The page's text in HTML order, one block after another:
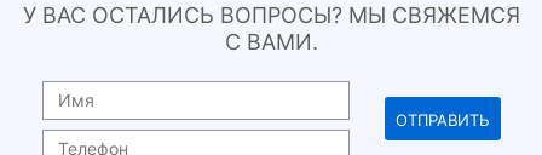
У ВАС ОСТАЛИСЬ ВОПРОСЫ? МЫ СВЯЖЕМСЯ
С ВАМИ.